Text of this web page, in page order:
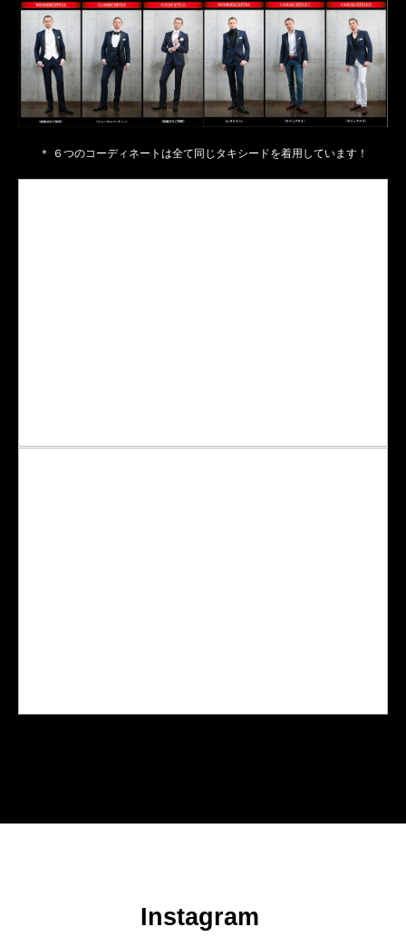
＊ ６つのコーディネートは全て同じタキシードを着用しています！
Instagram